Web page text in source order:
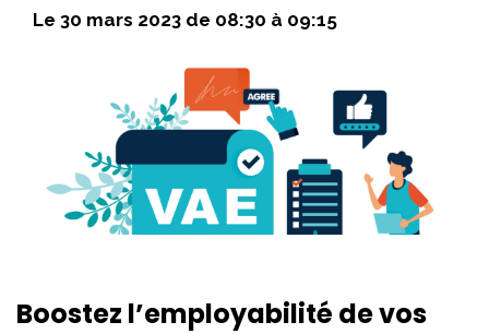
Le 30 mars 2023 de 08:30 à 09:15
Boostez l’employabilité de vos